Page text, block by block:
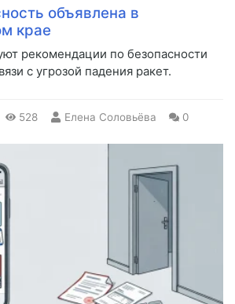
объявлена в
крае
рекомендации по безопасности
с угрозой падения ракет.
528 Елена Соловьёва 0